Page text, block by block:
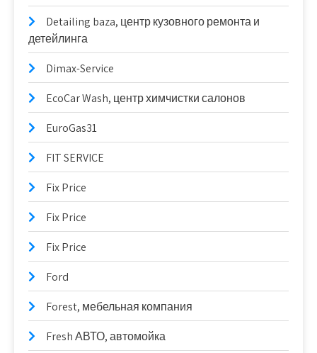
Detailing baza, центр кузовного ремонта и
детейлинга
Dimax-Service
EcoCar Wash, центр химчистки салонов
EuroGas31
FIT SERVICE
Fix Price
Fix Price
Fix Price
Ford
Forest, мебельная компания
Fresh АВТО, автомойка